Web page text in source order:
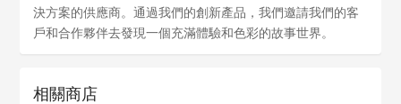
決方案的供應商。通過我們的創新產品，我們邀請我們的客
戶和合作夥伴去發現一個充滿體驗和色彩的故事世界。
相關商店